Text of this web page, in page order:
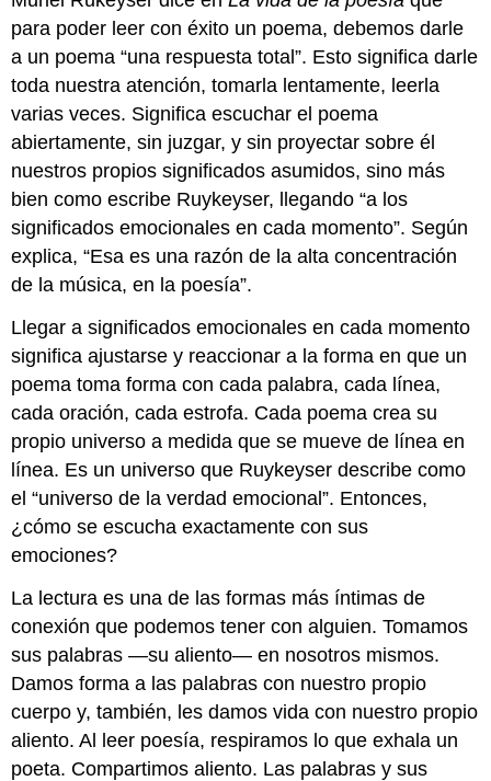
para poder leer con éxito un poema, debemos darle
a un poema “una respuesta total”. Esto significa darle
toda nuestra atención, tomarla lentamente, leerla
varias veces. Significa escuchar el poema
abiertamente, sin juzgar, y sin proyectar sobre él
nuestros propios significados asumidos, sino más
bien como escribe Ruykeyser, llegando “a los
significados emocionales en cada momento”. Según
explica, “Esa es una razón de la alta concentración
de la música, en la poesía”.
Llegar a significados emocionales en cada momento
significa ajustarse y reaccionar a la forma en que un
poema toma forma con cada palabra, cada línea,
cada oración, cada estrofa. Cada poema crea su
propio universo a medida que se mueve de línea en
línea. Es un universo que Ruykeyser describe como
el “universo de la verdad emocional”. Entonces,
¿cómo se escucha exactamente con sus
emociones?
La lectura es una de las formas más íntimas de
conexión que podemos tener con alguien. Tomamos
sus palabras —su aliento— en nosotros mismos.
Damos forma a las palabras con nuestro propio
cuerpo y, también, les damos vida con nuestro propio
aliento. Al leer poesía, respiramos lo que exhala un
poeta. Compartimos aliento. Las palabras y sus